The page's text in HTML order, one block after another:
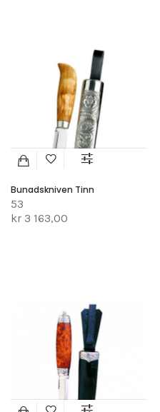
Bunadskniven Tinn
53
kr 3 163,00